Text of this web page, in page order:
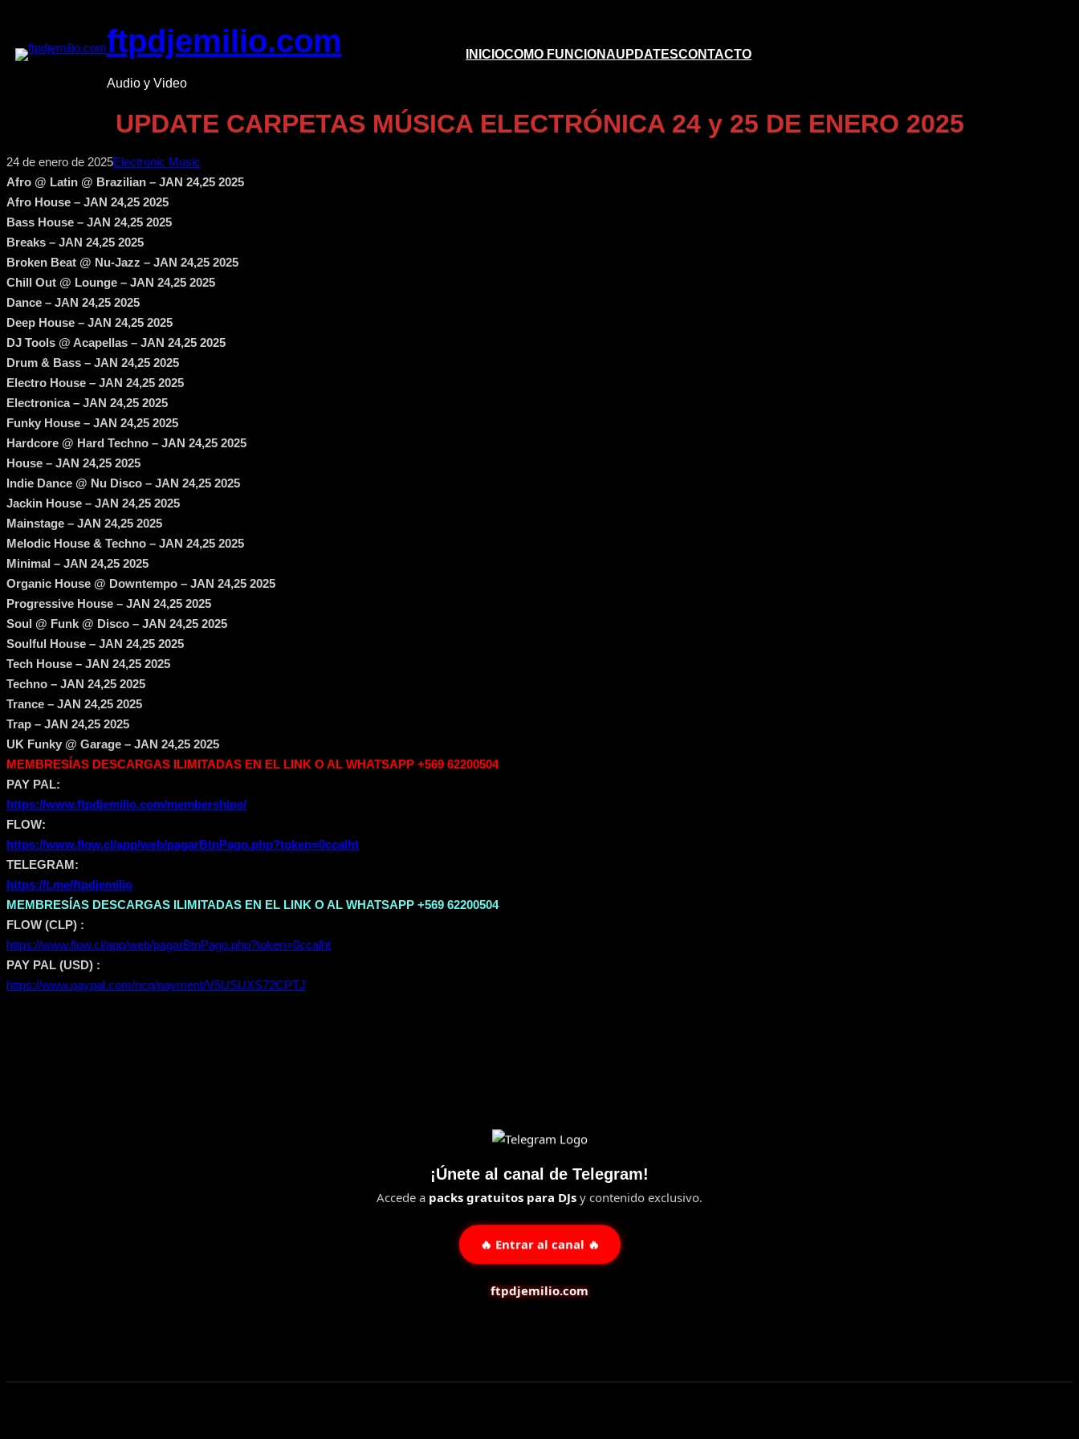
contenido
ftpdjemilio.com
Audio y Video
INICIOCOMO FUNCIONAUPDATESCONTACTO
UPDATE CARPETAS MÚSICA ELECTRÓNICA 24 y 25 DE ENERO 2025
24 de enero de 2025Electronic Music
Afro @ Latin @ Brazilian – JAN 24,25 2025
Afro House – JAN 24,25 2025
Bass House – JAN 24,25 2025
Breaks – JAN 24,25 2025
Broken Beat @ Nu-Jazz – JAN 24,25 2025
Chill Out @ Lounge – JAN 24,25 2025
Dance – JAN 24,25 2025
Deep House – JAN 24,25 2025
DJ Tools @ Acapellas – JAN 24,25 2025
Drum & Bass – JAN 24,25 2025
Electro House – JAN 24,25 2025
Electronica – JAN 24,25 2025
Funky House – JAN 24,25 2025
Hardcore @ Hard Techno – JAN 24,25 2025
House – JAN 24,25 2025
Indie Dance @ Nu Disco – JAN 24,25 2025
Jackin House – JAN 24,25 2025
Mainstage – JAN 24,25 2025
Melodic House & Techno – JAN 24,25 2025
Minimal – JAN 24,25 2025
Organic House @ Downtempo – JAN 24,25 2025
Progressive House – JAN 24,25 2025
Soul @ Funk @ Disco – JAN 24,25 2025
Soulful House – JAN 24,25 2025
Tech House – JAN 24,25 2025
Techno – JAN 24,25 2025
Trance – JAN 24,25 2025
Trap – JAN 24,25 2025
UK Funky @ Garage – JAN 24,25 2025
MEMBRESÍAS DESCARGAS ILIMITADAS EN EL LINK O AL WHATSAPP +569 62200504
PAY PAL:
https://www.ftpdjemilio.com/memberships/
FLOW:
https://www.flow.cl/app/web/pagarBtnPago.php?token=0ccalht
TELEGRAM:
https://t.me/ftpdjemilio
MEMBRESÍAS DESCARGAS ILIMITADAS EN EL LINK O AL WHATSAPP +569 62200504
FLOW (CLP) :
https://www.flow.cl/app/web/pagarBtnPago.php?token=0ccalht
PAY PAL (USD) :
https://www.paypal.com/ncp/payment/V5USUXS72CPTJ
¡Únete al canal de Telegram!
Accede a packs gratuitos para DJs y contenido exclusivo.
🔥 Entrar al canal 🔥
ftpdjemilio.com